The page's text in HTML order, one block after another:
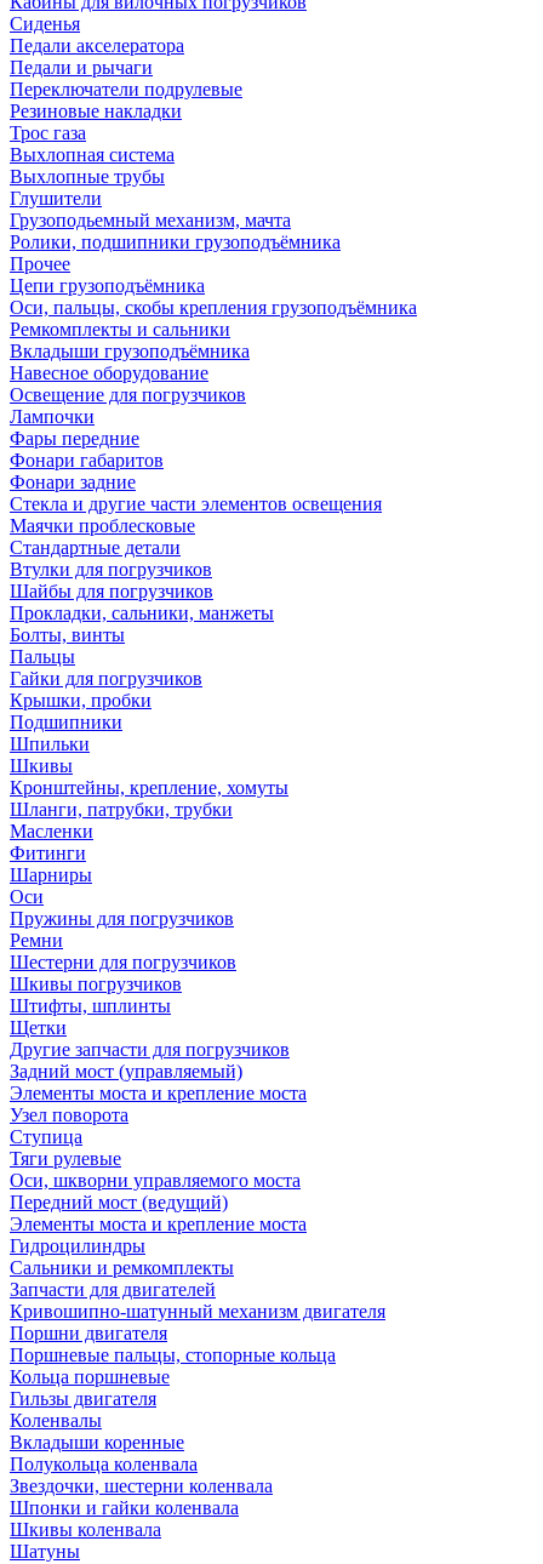
Сиденья
Педали акселератора
Педали и рычаги
Переключатели подрулевые
Резиновые накладки
Трос газа
Выхлопная система
Выхлопные трубы
Глушители
Грузоподьемный механизм, мачта
Ролики, подшипники грузоподъёмника
Прочее
Цепи грузоподъёмника
Оси, пальцы, скобы крепления грузоподъёмника
Ремкомплекты и сальники
Вкладыши грузоподъёмника
Навесное оборудование
Освещение для погрузчиков
Лампочки
Фары передние
Фонари габаритов
Фонари задние
Стекла и другие части элементов освещения
Маячки проблесковые
Стандартные детали
Втулки для погрузчиков
Шайбы для погрузчиков
Прокладки, сальники, манжеты
Болты, винты
Пальцы
Гайки для погрузчиков
Крышки, пробки
Подшипники
Шпильки
Шкивы
Кронштейны, крепление, хомуты
Шланги, патрубки, трубки
Масленки
Фитинги
Шарниры
Оси
Пружины для погрузчиков
Ремни
Шестерни для погрузчиков
Шкивы погрузчиков
Штифты, шплинты
Щетки
Другие запчасти для погрузчиков
Задний мост (управляемый)
Элементы моста и крепление моста
Узел поворота
Ступица
Тяги рулевые
Оси, шкворни управляемого моста
Передний мост (ведущий)
Элементы моста и крепление моста
Гидроцилиндры
Сальники и ремкомплекты
Запчасти для двигателей
Кривошипно-шатунный механизм двигателя
Поршни двигателя
Поршневые пальцы, стопорные кольца
Кольца поршневые
Гильзы двигателя
Коленвалы
Вкладыши коренные
Полукольца коленвала
Звездочки, шестерни коленвала
Шпонки и гайки коленвала
Шкивы коленвала
Шатуны